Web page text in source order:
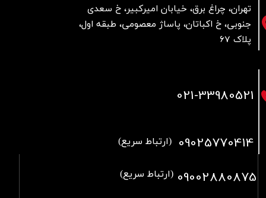
تهران، چراغ برق، خیابان امیرکبیر، خ سعدی
جنوبی، خ اکباتان، پاساژ معصومی، طبقه اول،
پلاک 67
021-33980521
09025770414 (ارتباط سریع)
09002880875 (ارتباط سریع)